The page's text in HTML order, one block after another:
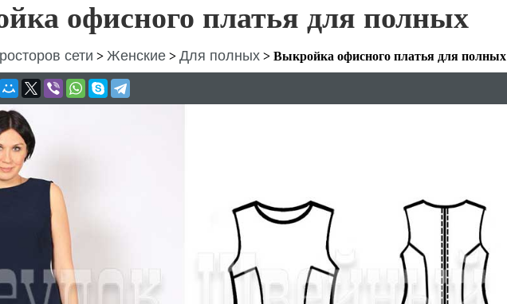
офисного платья для полных
сети > Женские > Для полных > Выкройка офисного платья для полных